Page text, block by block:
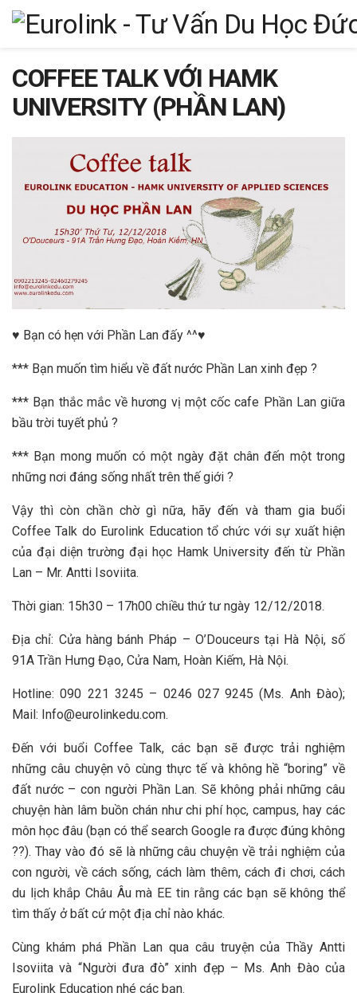
COFFEE TALK VỚI HAMK
UNIVERSITY (PHẦN LAN)
♥ Bạn có hẹn với Phần Lan đấy ^^♥
*** Bạn muốn tìm hiểu về đất nước Phần Lan xinh đẹp ?
*** Bạn thắc mắc về hương vị một cốc cafe Phần Lan giữa
bầu trời tuyết phủ ?
*** Bạn mong muốn có một ngày đặt chân đến một trong
những nơi đáng sống nhất trên thế giới ?
Vậy thì còn chần chờ gì nữa, hãy đến và tham gia buổi
Coffee Talk do Eurolink Education tổ chức với sự xuất hiện
của đại diện trường đại học Hamk University đến từ Phần
Lan – Mr. Antti Isoviita.
Thời gian: 15h30 – 17h00 chiều thứ tư ngày 12/12/2018.
Địa chỉ: Cửa hàng bánh Pháp – O’Douceurs tại Hà Nội, số
91A Trần Hưng Đạo, Cửa Nam, Hoàn Kiếm, Hà Nội.
Hotline: 090 221 3245 – 0246 027 9245 (Ms. Anh Đào);
Mail: Info@eurolinkedu.com.
Đến với buổi Coffee Talk, các bạn sẽ được trải nghiệm
những câu chuyện vô cùng thực tế và không hề “boring” về
đất nước – con người Phần Lan. Sẽ không phải những câu
chuyện hàn lâm buồn chán như chi phí học, campus, hay các
môn học đâu (bạn có thể search Google ra được đúng không
??). Thay vào đó sẽ là những câu chuyện về trải nghiệm của
con người, về cách sống, cách làm thêm, cách đi chơi, cách
du lịch khắp Châu Âu mà EE tin rằng các bạn sẽ không thể
tìm thấy ở bất cứ một địa chỉ nào khác.
Cùng khám phá Phần Lan qua câu truyện của Thầy Antti
Isoviita và “Người đưa đò” xinh đẹp – Ms. Anh Đào của
Eurolink Education nhé các bạn.